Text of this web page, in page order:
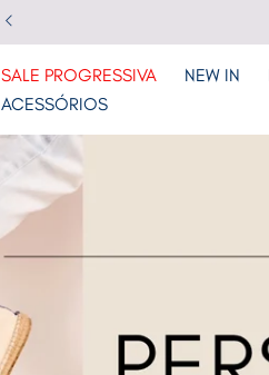
SALE PROGRESSIVA NEW IN
ACESSÓRIOS